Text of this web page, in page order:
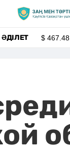
ӘДІЛЕТ $467.48